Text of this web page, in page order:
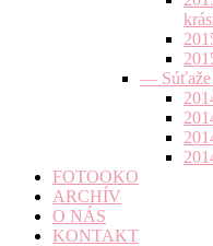
— Súťaže
FOTOOKO
ARCHÍV
O NÁS
KONTAKT